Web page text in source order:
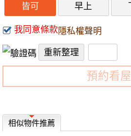
皆可 早上
我同意條款隱私權聲明
預約看屋
相似物件推薦